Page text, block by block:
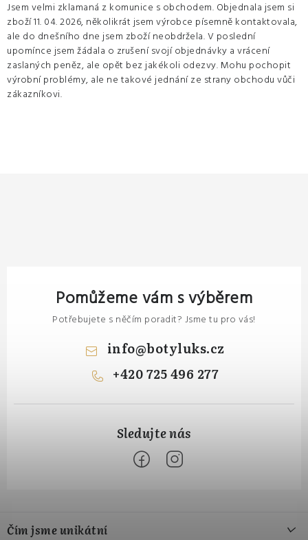
Jsem velmi zklamaná z komunice s obchodem. Objednala jsem si
zboží 11. 04. 2026, několikrát jsem výrobce písemně kontaktovala,
ale do dnešního dne jsem zboží neobdržela. V poslední
upomínce jsem žádala o zrušení svojí objednávky a vrácení
zaslaných peněz, ale opět bez jakékoli odezvy. Mohu pochopit
výrobní problémy, ale ne takové jednání ze strany obchodu vůči
zákazníkovi.
Pomůžeme vám s výběrem
Potřebujete s něčím poradit? Jsme tu pro vás!
info@botyluks.cz
+420 725 496 277
Čím jsme unikátní